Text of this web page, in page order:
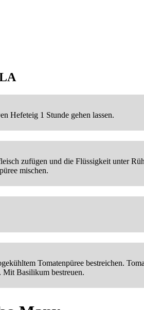
Hefeteig 1 Stunde gehen lassen.
zufügen und die Flüssigkeit unter
mischen.
Tomatenpüree bestreichen.
Mit Basilikum bestreuen.